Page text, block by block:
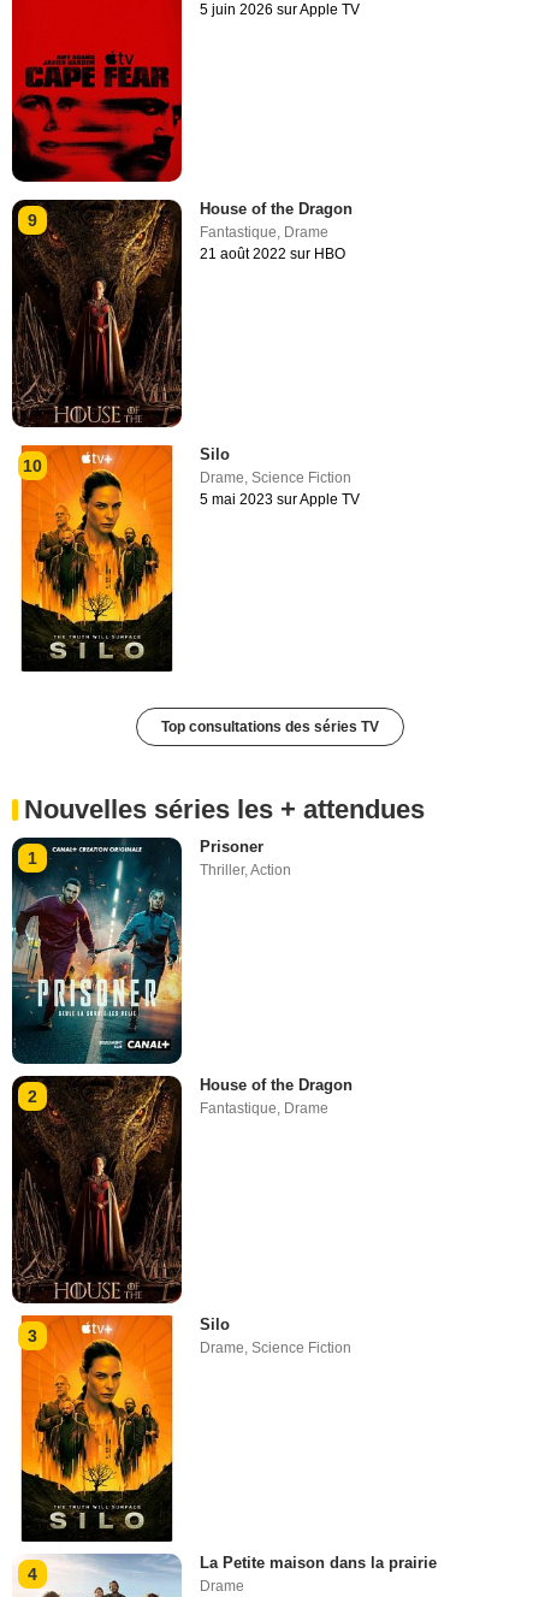
5 juin 2026 sur Apple TV
9
House of the Dragon
Fantastique, Drame
21 août 2022 sur HBO
10
Silo
Drame ,Science Fiction
5 mai 2023 sur Apple TV
Top consultations des séries TV
Nouvelles séries les + attendues
1
Prisoner
Thriller,Action
2
House of the Dragon
Fantastique, Drame
3
Silo
Drame ,Science Fiction
4
La Petite maison dans la prairie
Drame